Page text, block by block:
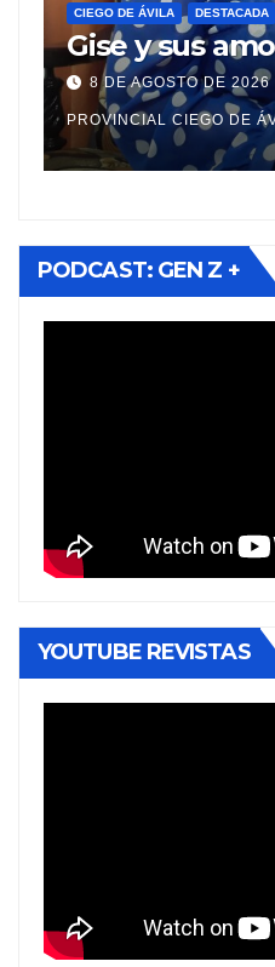
SOCIEDAD
TELECENTRO
ÁVILA
PODCAST: GEN Z +
YOUTUBE REVISTAS